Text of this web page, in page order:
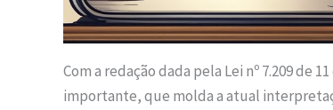
Com a redação dada pela Lei nº 7.209
importante, que molda a atual